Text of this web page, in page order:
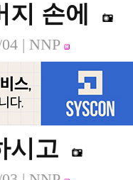
손에
| NNP
시고